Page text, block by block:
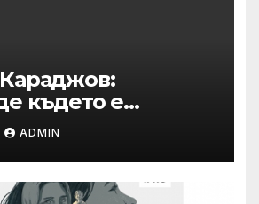
където е
човешка грешка
трябва да
за вторичен
ADMIN